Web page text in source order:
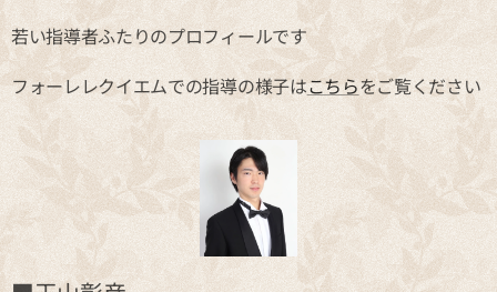
若い指導者ふたりのプロフィールです
フォーレレクイエムでの指導の様子はこちらをご覧ください